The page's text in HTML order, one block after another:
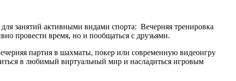
занятий активными видами спорта: Вечерняя тренировка
провести время, но и пообщаться с друзьями.
партия в шахматы, покер или современную видеоигру
в любимый виртуальный мир и насладиться игровым